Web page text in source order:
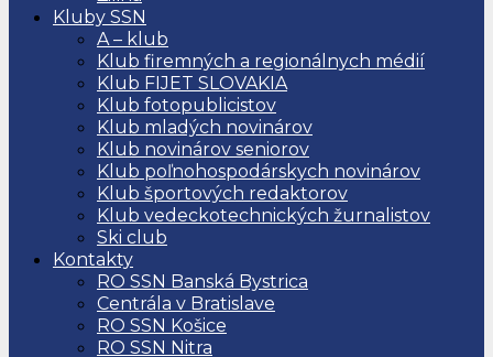
Kluby SSN
A – klub
Klub firemných a regionálnych médií
Klub FIJET SLOVAKIA
Klub fotopublicistov
Klub mladých novinárov
Klub novinárov seniorov
Klub poľnohospodárskych novinárov
Klub športových redaktorov
Klub vedeckotechnických žurnalistov
Ski club
Kontakty
RO SSN Banská Bystrica
Centrála v Bratislave
RO SSN Košice
RO SSN Nitra